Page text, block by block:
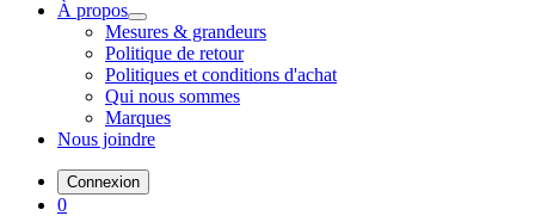
À propos
Mesures & grandeurs
Politique de retour
Politiques et conditions d'achat
Qui nous sommes
Marques
Nous joindre
Connexion
0